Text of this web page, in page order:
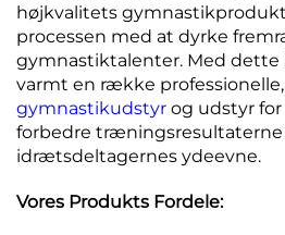
højkvalitets
processen med at dyrke
gymnastiktalenter. Med dette
varmt en række
gymnastikudstyr og udstyr
forbedre træningsresultaterne
idrætsdeltagernes ydeevne.
Vores Produkts Fordele: